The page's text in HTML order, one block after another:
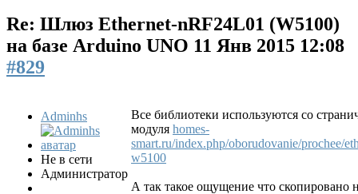
Re: Шлюз Ethernet-nRF24L01 (W5100)
на базе Arduino UNO 11 Янв 2015 12:08
#829
Adminhs
Не в сети
Администратор
Все библиотеки используются со
модуля homes-
smart.ru/index.php/oborudovanie/prochee/
w5100
А так такое ощущение что скопировано